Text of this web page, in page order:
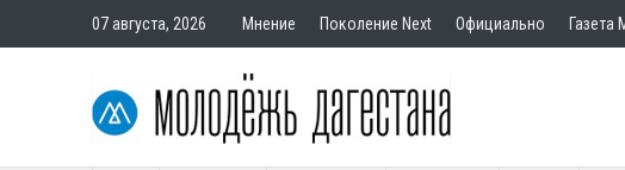
07 августа, 2026 Мнение Поколение Next Официально Газета